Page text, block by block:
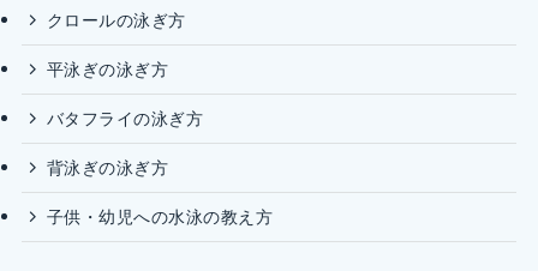
クロールの泳ぎ方
平泳ぎの泳ぎ方
バタフライの泳ぎ方
背泳ぎの泳ぎ方
子供・幼児への水泳の教え方